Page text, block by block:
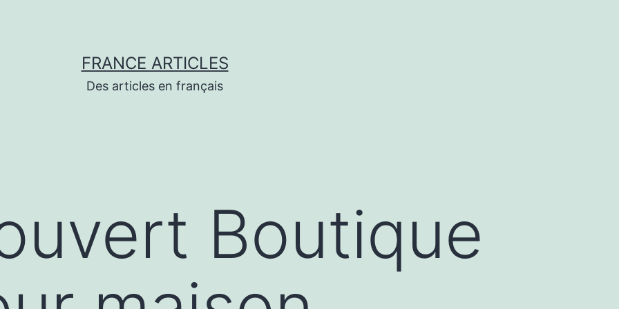
FRANCE ARTICLES
Des articles en français
Boutique